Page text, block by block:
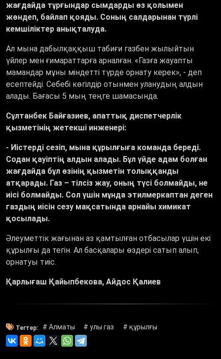
жағдайда тұрғындар сымдарды өз қолымен
жөндеп, байлап қояды. Соның салдарынан түрлі
кемшіліктер анықталуда.
Ал мына дабылқаққыш табиғи газбен жылыйтын
үйлер мен ғимараттарға арналған. «Газға жауапты
мамандар мұны міндетті түрде орнату керек», - деп
есептейді. Себебі көгілдір отынмен уланудың алдын
алады. Бағасы 5 мың теңге шамасында.
Сұлтанбек Байғазиев, апаттық диспетчерлік
қызметінің жетекші инженері:
- Иістерді сезіп, мына құрылғыға команда береді.
Содан қауіптің алдын алады. Бұл үйде адам болған
жағдайда бұл өзінің қызметін толыққанды
атқарады. Газ – тілсіз жау, оның түсі болмайды, не
иісі болмайды. Сол үшін мұнда этилмеркаптан деген
газдың иісін сезу мақсатында арнайы химикат
қосылады.
Әлеуметтік жағынан аз қамтылған отбасылар үшін екі
құрылғы да тегін. Ал басқалары өздері сатып алып,
орнатуы тиіс.
Қарлығаш Қайыпбекова, Айдос Қалиев
Тегтер: # Алматы # улы газ # құрылғы